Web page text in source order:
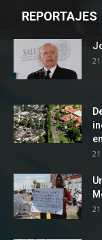
REPORTAJES